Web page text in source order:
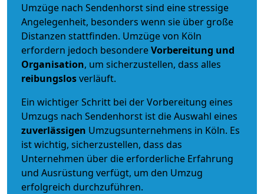
Umzüge nach Sendenhorst sind eine stressige
Angelegenheit, besonders wenn sie über große
Distanzen stattfinden. Umzüge von Köln
erfordern jedoch besondereVorbereitung und
Organisation, um sicherzustellen, dass alles
reibungslosverläuft.
Ein wichtiger Schritt bei der Vorbereitung eines
Umzugs nach Sendenhorst ist die Auswahl eines
zuverlässigen Umzugsunternehmens in Köln. Es
ist wichtig, sicherzustellen, dass das
Unternehmen über die erforderliche Erfahrung
und Ausrüstung verfügt, um den Umzug
erfolgreich durchzuführen.